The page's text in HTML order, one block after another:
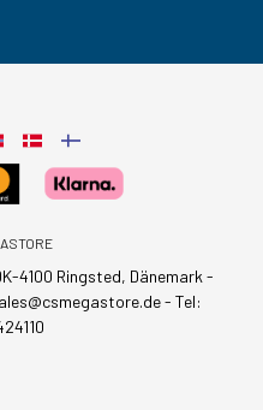
4100 Ringsted, Dänemark -
- Tel: